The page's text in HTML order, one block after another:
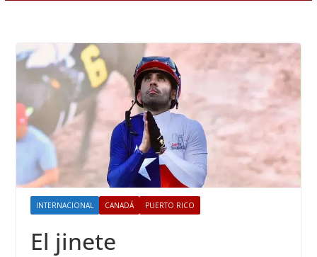
INTERNACIONAL CANADÁ PUERTO RICO
El jinete